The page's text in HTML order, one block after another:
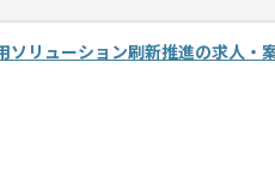
ソリューション刷新推進の求人・